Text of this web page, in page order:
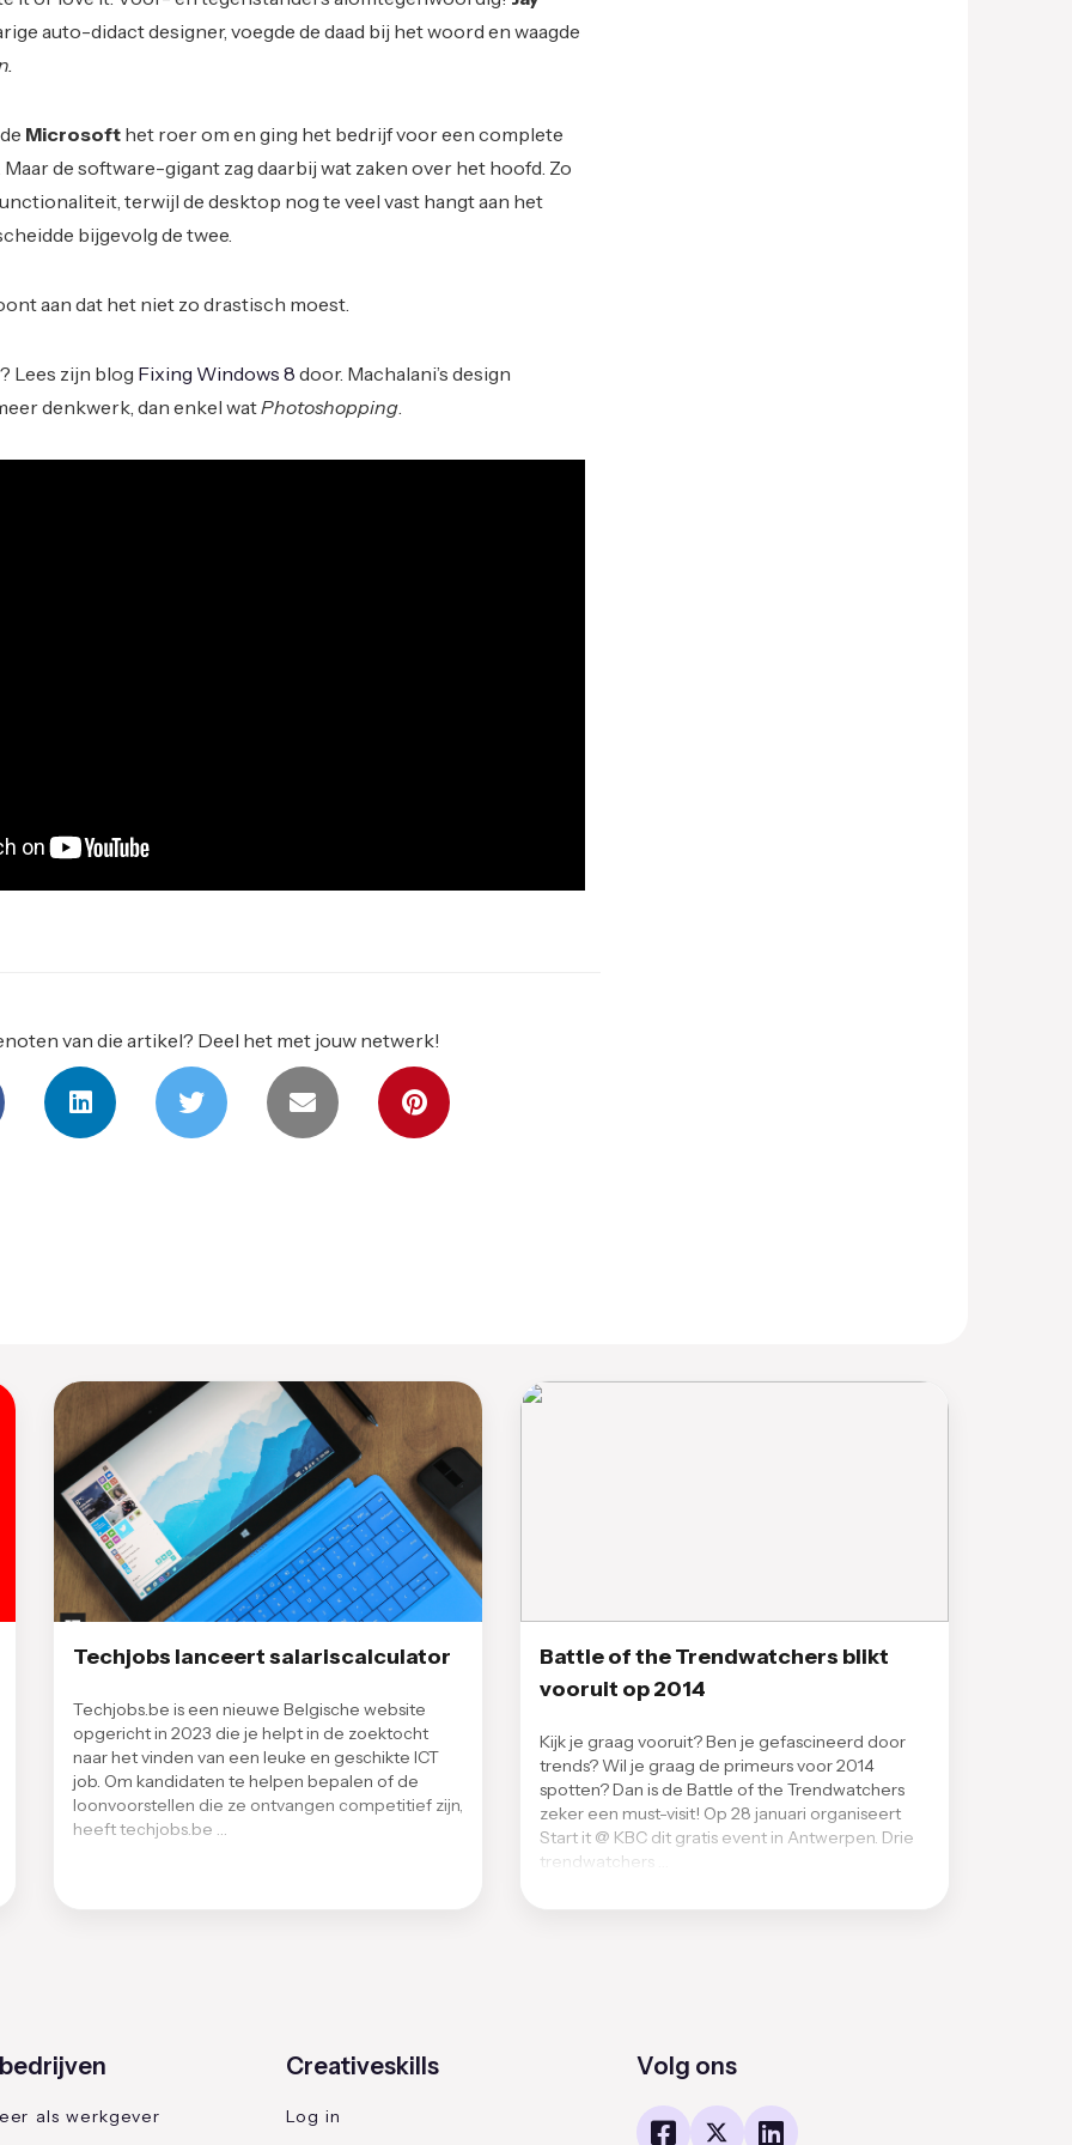
auto-didact designer, voegde de daad bij het woord en waagde
Microsoft het roer om en ging het bedrijf voor een complete
de software-gigant zag daarbij wat zaken over het hoofd. Zo
terwijl de desktop nog te veel vast hangt aan het
bijgevolg de twee.
aan dat het niet zo drastisch moest.
Lees zijn blog Fixing Windows 8 door. Machalani’s design
denkwerk, dan enkel watPhotoshopping
van die artikel? Deel het met jouw netwerk!
Techjobs lanceert salariscalculator
Techjobs.be is een nieuwe Belgische website
opgericht in 2023 die je helpt in de zoektocht
naar het vinden van een leuke en geschikte ICT
job. Om kandidaten te helpen bepalen of de
loonvoorstellen die ze ontvangen competitief zijn,
heeft techjobs.be …
Battle of the Trendwatchers blikt
vooruit op 2014
Kijk je graag vooruit? Ben je gefascineerd door
trends? Wil je graag de primeurs voor 2014
spotten? Dan is de Battle of the Trendwatchers
zeker een must-visit! Op 28 januari organiseert
Start it @ KBC dit gratis event in Antwerpen. Drie
trendwatchers …
als werkgever
Creativeskills
Log in
Volg ons